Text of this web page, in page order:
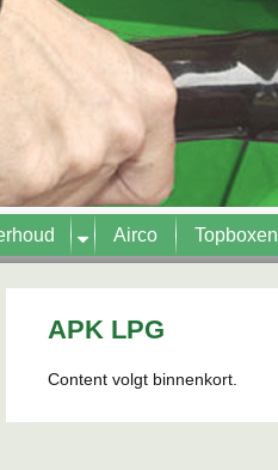
 Airco Topboxen
APK LPG
Content volgt binnenkort.